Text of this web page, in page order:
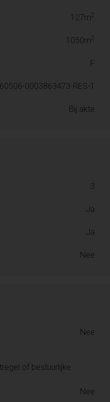
127m2
1050m2
F
0003863473-RES-1
Bij akte
3
Ja
Ja
Nee
Nee
of bestuurlijke
Nee